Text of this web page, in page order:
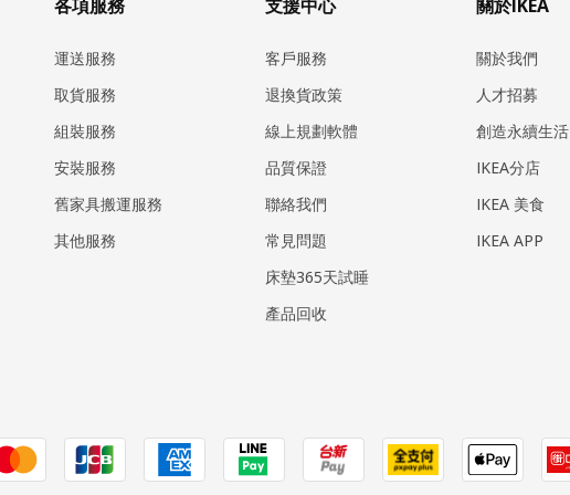
各項服務
運送服務
取貨服務
組裝服務
安裝服務
​舊家具搬運服務
其他服務
支援中心
客戶服務
退換貨政策
線上規劃軟體
品質保證
聯絡我們
常見問題
床墊365天試睡
產品回收
關於IKEA
關於我們
人才招募
創造永續生活
IKEA分店
IKEA 美食
IKEA APP